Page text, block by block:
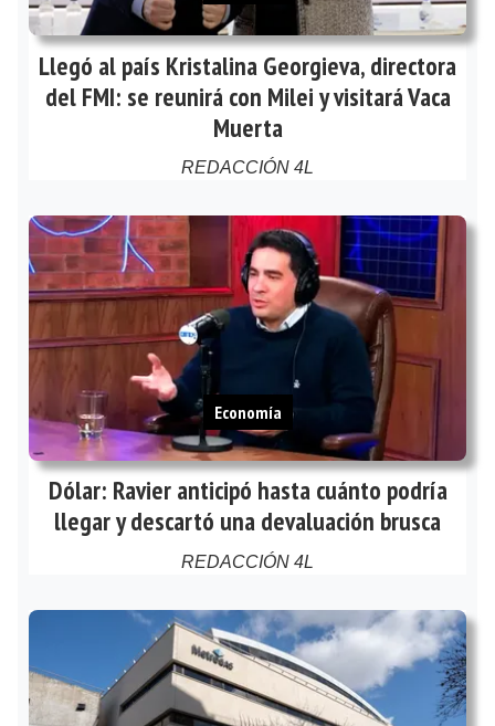
Llegó al país Kristalina Georgieva, directora
del FMI: se reunirá con Milei y visitará Vaca
Muerta
REDACCIÓN 4L
Dólar: Ravier anticipó hasta cuánto podría
llegar y descartó una devaluación brusca
REDACCIÓN 4L
Economía